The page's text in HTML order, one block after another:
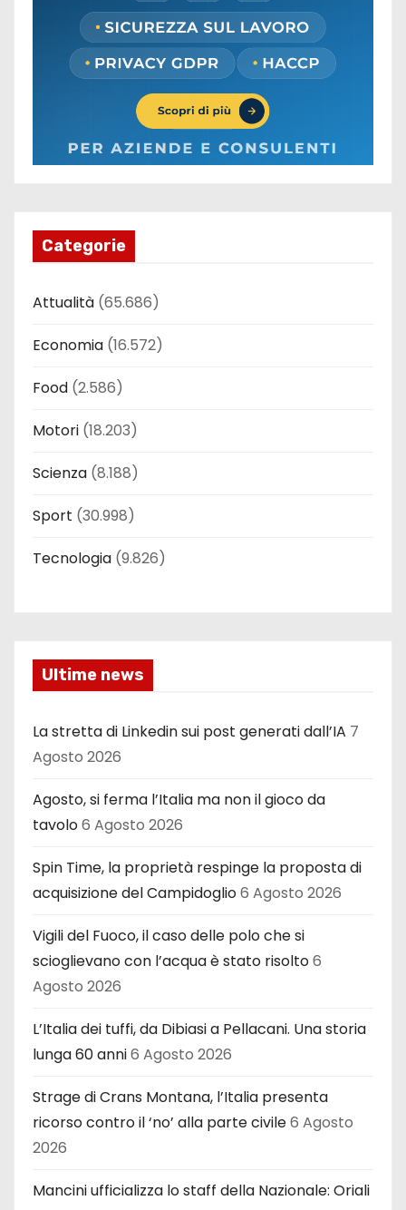
Categorie
Attualità (65.686)
Economia (16.572)
Food (2.586)
Motori (18.203)
Scienza (8.188)
Sport (30.998)
Tecnologia (9.826)
Ultime news
La stretta di Linkedin sui post generati dall’IA 7
Agosto 2026
Agosto, si ferma l’Italia ma non il gioco da
tavolo6 Agosto 2026
Spin Time, la proprietà respinge la proposta di
acquisizione del Campidoglio6 Agosto 2026
Vigili del Fuoco, il caso delle polo che si
scioglievano con l’acqua è stato risolto6
Agosto 2026
L’Italia dei tuffi, da Dibiasi a Pellacani. Una storia
lunga 60 anni6 Agosto 2026
Strage di Crans Montana, l’Italia presenta
ricorso contro il ‘no’ alla parte civile6 Agosto
2026
Mancini ufficializza lo staff della Nazionale: Oriali